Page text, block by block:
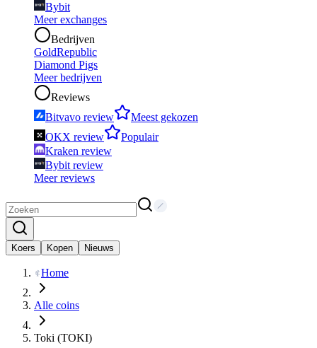
Bybit
Meer exchanges
Bedrijven
GoldRepublic
Diamond Pigs
Meer bedrijven
Reviews
Bitvavo review
Meest gekozen
OKX review
Populair
Kraken review
Bybit review
Meer reviews
Koers Kopen Nieuws
Home
Alle coins
Toki (TOKI)